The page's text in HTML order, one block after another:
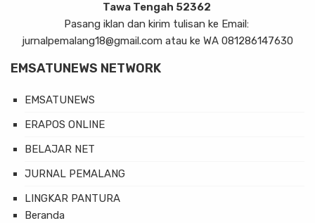
Tawa Tengah 52362
Pasang iklan dan kirim tulisan ke Email:
jurnalpemalang18@gmail.com atau ke WA 081286147630
EMSATUNEWS NETWORK
EMSATUNEWS
ERAPOS ONLINE
BELAJAR NET
JURNAL PEMALANG
LINGKAR PANTURA
Beranda